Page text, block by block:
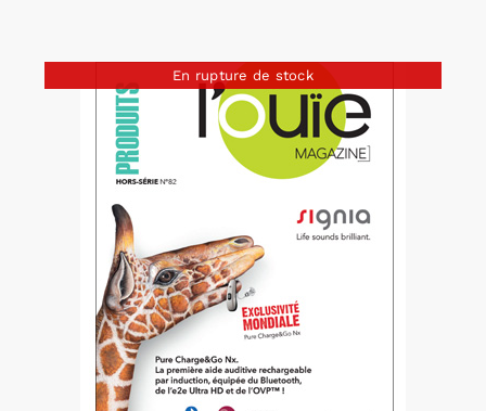
En rupture de stock